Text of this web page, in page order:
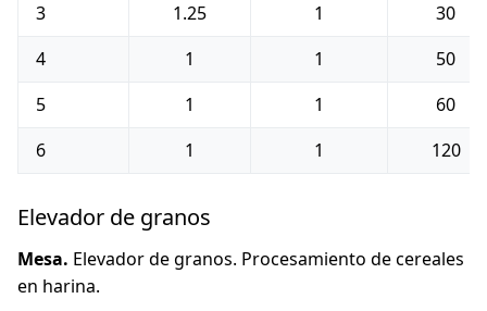
3
1.25 1
30
4
1 1
50
5
1 1
60
6
1 1 120
Elevador de granos
Mesa. Elevador de granos. Procesamiento de cereales
en harina.